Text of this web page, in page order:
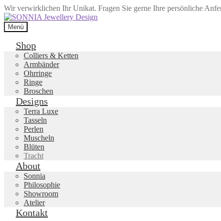
Wir verwirklichen Ihr Unikat. Fragen Sie gerne Ihre persönliche
Zur
Navigation
springen
Zum
Inhalt
springen
Menü
Shop
Colliers & Ketten
Armbänder
Ohrringe
Ringe
Broschen
Designs
Terra Luxe
Tasseln
Perlen
Muscheln
Blüten
Tracht
About
Sonnia
Philosophie
Showroom
Atelier
Kontakt